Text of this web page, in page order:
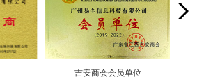
吉安商会会员单位